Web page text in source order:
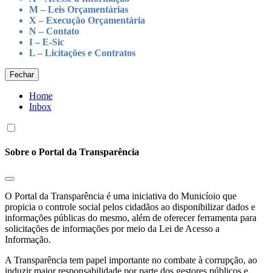
M – Leis Orçamentárias
X – Execução Orçamentária
N – Contato
I – E-Sic
L – Licitações e Contratos
Fechar
Home
Inbox
Sobre o Portal da Transparência
O Portal da Transparência é uma iniciativa do Municíoio que
propicia o controle social pelos cidadãos ao disponibilizar dados e
informações públicas do mesmo, além de oferecer ferramenta para
solicitações de informações por meio da Lei de Acesso a
Informação.
A Transparência tem papel importante no combate à corrupção, ao